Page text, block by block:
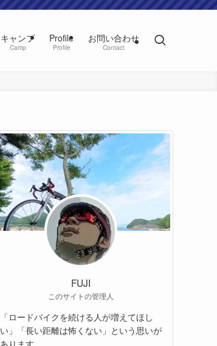
キャンプ
Camp
Profile
Profile
お問い合わせ
Contact
FUJI
このサイトの管理人
「ロードバイクを続ける人が増えてほし
い」「長い距離は怖くない」という思いが
あります。